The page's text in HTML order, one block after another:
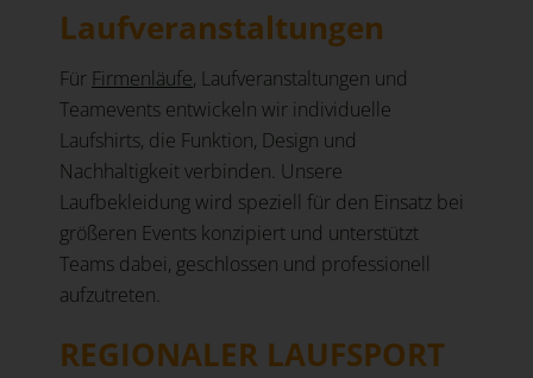
Laufveranstaltungen
Für Firmenläufe, Laufveranstaltungen und
Teamevents entwickeln wir individuelle
Laufshirts, die Funktion, Design und
Nachhaltigkeit verbinden. Unsere
Laufbekleidung wird speziell für den Einsatz bei
größeren Events konzipiert und unterstützt
Teams dabei, geschlossen und professionell
aufzutreten.
REGIONALER LAUFSPORT